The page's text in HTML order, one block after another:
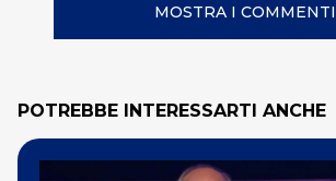
MOSTRA I COMMENTI
POTREBBE INTERESSARTI ANCHE